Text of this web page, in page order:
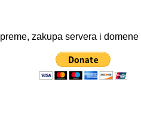
zakupa servera i